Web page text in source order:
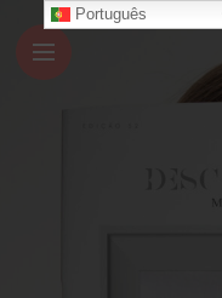
Português